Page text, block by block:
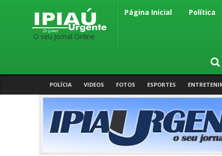
O seu Jornal Online
Página Inicial Política
POLÍCIA VIDEOS FOTOS ESPORTES